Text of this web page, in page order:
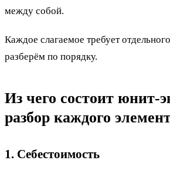
между собой.
Каждое слагаемое требует
разберём по порядку.
Из чего состоит юнит-
разбор каждого
1. Себестоимость